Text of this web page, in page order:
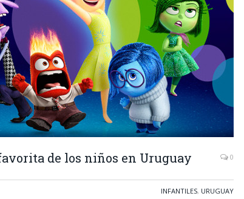
de los niños en Uruguay 0
INFANTILES, URUGUAY